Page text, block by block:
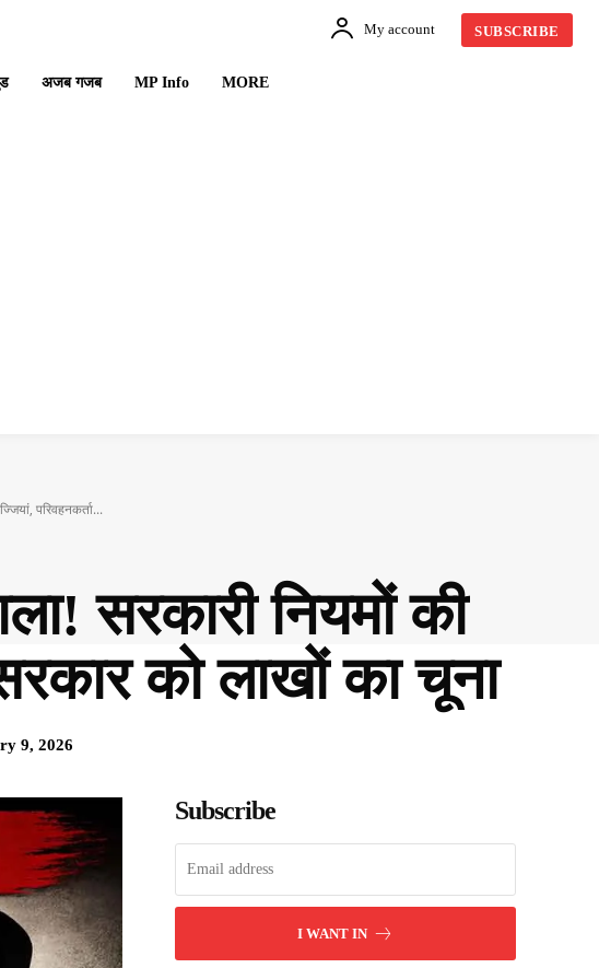
My account SUBSCRIBE
अजब गजब MP Info MORE
परिवहनकर्ता...
सरकारी नियमों की
को लाखों का चूना
9, 2026
Subscribe
I WANT IN